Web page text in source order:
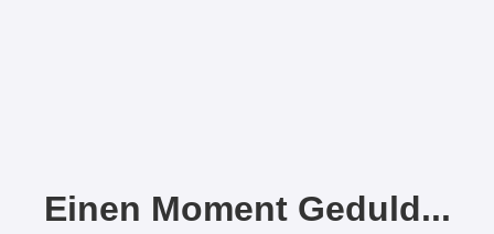
Einen Moment Geduld...